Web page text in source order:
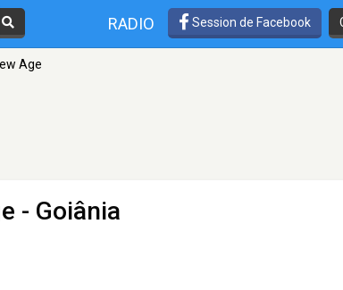
RADIO Session de Facebook
Age
- Goiânia